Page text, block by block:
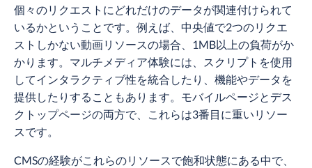
個々のリクエストにどれだけのデータが関連付けられて
いるかということです。例えば、中央値で2つのリクエ
ストしかない動画リソースの場合、1MB以上の負荷がか
かります。マルチメディア体験には、スクリプトを使用
してインタラクティブ性を統合したり、機能やデータを
提供したりすることもあります。モバイルページとデス
クトップページの両方で、これらは3番目に重いリソー
スです。
CMSの経験がこれらのリソースで飽和状態にある中で、